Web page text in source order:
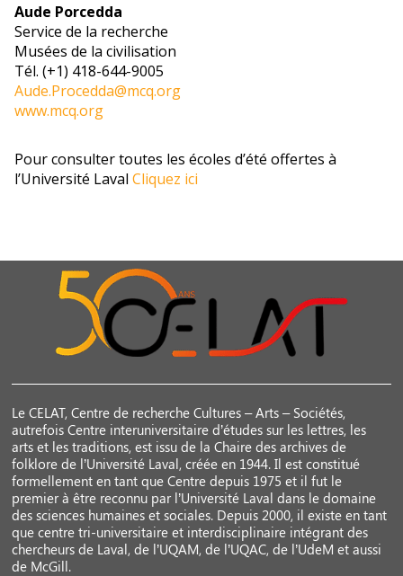
Aude Porcedda
Service de la recherche
Musées de la civilisation
Tél. (+1) 418-644-9005
Aude.Procedda@mcq.org
www.mcq.org
Pour consulter toutes les écoles d’été offertes à
l’Université Laval Cliquez ici
Le CELAT, Centre de recherche Cultures – Arts – Sociétés,
autrefois Centre interuniversitaire d’études sur les lettres, les
arts et les traditions, est issu de la Chaire des archives de
folklore de l’Université Laval, créée en 1944. Il est constitué
formellement en tant que Centre depuis 1975 et il fut le
premier à être reconnu par l’Université Laval dans le domaine
des sciences humaines et sociales. Depuis 2000, il existe en tant
que centre tri-universitaire et interdisciplinaire intégrant des
chercheurs de Laval, de l’UQAM, de l’UQAC, de l’UdeM et aussi
de McGill.